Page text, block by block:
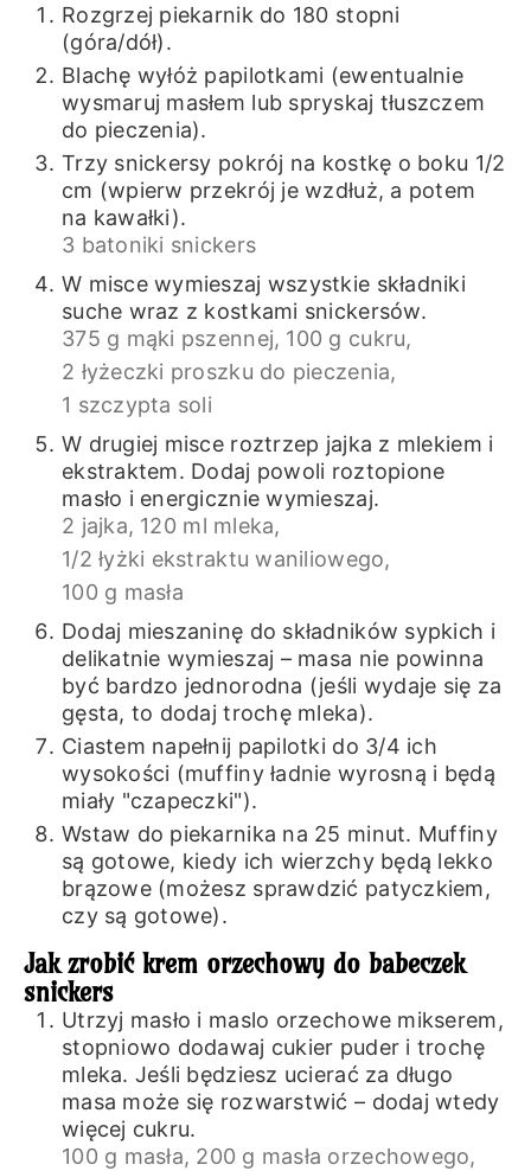
Rozgrzej piekarnik do 180 stopni
(góra/dół).
Blachę wyłóż papilotkami (ewentualnie
wysmaruj masłem lub spryskaj tłuszczem
do pieczenia).
Trzy snickersy pokrój na kostkę o boku 1/2
cm (wpierw przekrój je wzdłuż, a potem
na kawałki).
3 batoniki snickers
W misce wymieszaj wszystkie składniki
suche wraz z kostkami snickersów.
375 g mąki pszennej, 100 g cukru,
2 łyżeczki proszku do pieczenia,
1 szczypta soli
W drugiej misce roztrzep jajka z mlekiem i
ekstraktem. Dodaj powoli roztopione
masło i energicznie wymieszaj.
2 jajka, 120 ml mleka,
1/2 łyżki ekstraktu waniliowego,
100 g masła
Dodaj mieszaninę do składników sypkich i
delikatnie wymieszaj – masa nie powinna
być bardzo jednorodna (jeśli wydaje się za
gęsta, to dodaj trochę mleka).
Ciastem napełnij papilotki do 3/4 ich
wysokości (muffiny ładnie wyrosną i będą
miały "czapeczki").
Wstaw do piekarnika na 25 minut. Muffiny
są gotowe, kiedy ich wierzchy będą lekko
brązowe (możesz sprawdzić patyczkiem,
czy są gotowe).
Jak zrobić krem orzechowy do babeczek
snickers
Utrzyj masło i maslo orzechowe mikserem,
stopniowo dodawaj cukier puder i trochę
mleka. Jeśli będziesz ucierać za długo
masa może się rozwarstwić – dodaj wtedy
więcej cukru.
100 g masła, 200 g masła orzechowego,